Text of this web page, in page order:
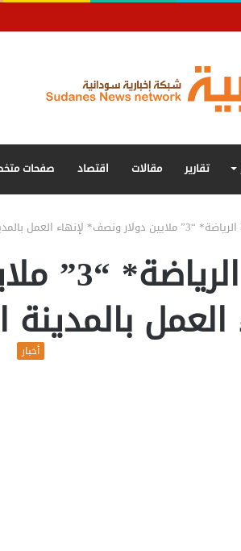
تقارير مقالات اقتصاد صفحات
دولار ونصف* لإنهاء العمل بالمدينة الرياضية
وزيرة
العمل بالمدينة
أخبار